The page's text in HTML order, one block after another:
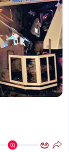
ಅ